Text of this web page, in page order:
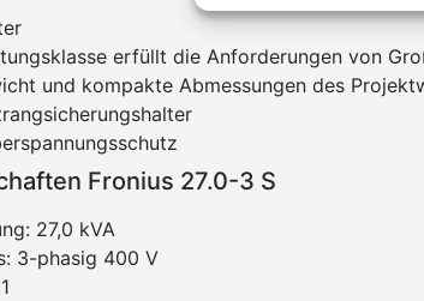
erfüllt die Anforderungen von
und kompakte Abmessungen des
Fronius 27.0-3 S
27,0 kVA
3-phasig 400 V